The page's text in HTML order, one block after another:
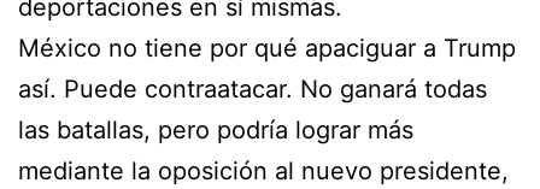
deportaciones en sí mismas.
México no tiene por qué apaciguar a Trump
así. Puede contraatacar. No ganará todas
las batallas, pero podría lograr más
mediante la oposición al nuevo presidente,